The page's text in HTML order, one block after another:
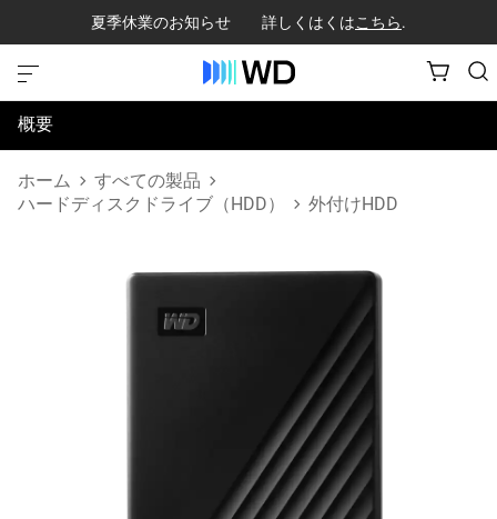
夏季休業のお知らせ 詳しくはくはこちら.
概要
仕様
ホーム
すべての製品
ハードディスクドライブ（HDD）
外付けHDD